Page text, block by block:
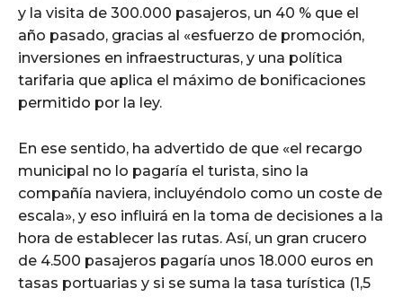
y la visita de 300.000 pasajeros, un 40 % que el
año pasado, gracias al «esfuerzo de promoción,
inversiones en infraestructuras, y una política
tarifaria que aplica el máximo de bonificaciones
permitido por la ley.
En ese sentido, ha advertido de que «el recargo
municipal no lo pagaría el turista, sino la
compañía naviera, incluyéndolo como un coste de
escala», y eso influirá en la toma de decisiones a la
hora de establecer las rutas. Así, un gran crucero
de 4.500 pasajeros pagaría unos 18.000 euros en
tasas portuarias y si se suma la tasa turística (1,5